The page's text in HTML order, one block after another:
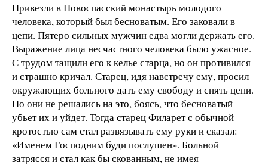
Привезли в Новоспасский монастырь молодого
человека, который был бесноватым. Его заковали в
цепи. Пятеро сильных мужчин едва могли держать его.
Выражение лица несчастного человека было ужасное.
С трудом тащили его к келье старца, но он противился
и страшно кричал. Старец, идя навстречу ему, просил
окружающих больного дать ему свободу и снять цепи.
Но они не решались на это, боясь, что бесноватый
убьет их и уйдет. Тогда старец Филарет с обычной
кротостью сам стал развязывать ему руки и сказал:
«Именем Господним буди послушен». Больной
затрясся и стал как бы скованным, не имея